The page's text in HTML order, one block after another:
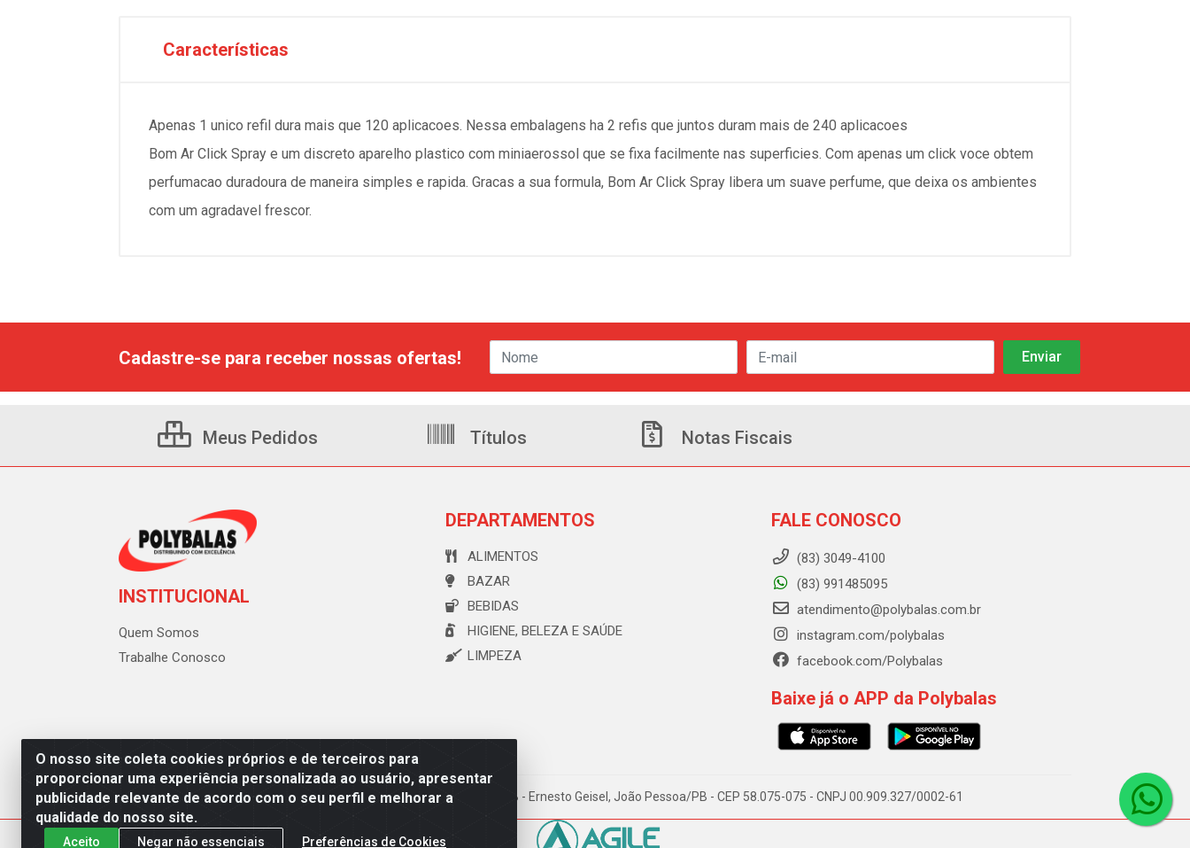
Características
Apenas 1 unico refil dura mais que 120 aplicacoes. Nessa embalagens ha 2 refis que juntos duram mais de 240 aplicacoes
Bom Ar Click Spray e um discreto aparelho plastico com miniaerossol que se fixa facilmente nas superficies. Com apenas um click voce obtem
perfumacao duradoura de maneira simples e rapida. Gracas a sua formula, Bom Ar Click Spray libera um suave perfume, que deixa os ambientes
com um agradavel frescor.
O nosso site coleta cookies próprios e de terceiros para
proporcionar uma experiência personalizada ao usuário, apresentar
publicidade relevante de acordo com o seu perfil e melhorar a
qualidade do nosso site.
Aceito Negar não essenciais Preferências de Cookies
Cadastre-se para receber nossas ofertas!
Meus Pedidos Títulos Notas Fiscais
INSTITUCIONAL
Quem Somos
Trabalhe Conosco
DEPARTAMENTOS
ALIMENTOS
BAZAR
BEBIDAS
HIGIENE, BELEZA E SAÚDE
LIMPEZA
FALE CONOSCO
(83) 3049-4100
(83) 991485095
atendimento@polybalas.com.br
instagram.com/polybalas
facebook.com/Polybalas
Baixe já o APP da Polybalas
Polybalas - Rua João Miguel de Souza, 173 Galpão B - Ernesto Geisel, João Pessoa/PB - CEP 58.075-075 - CNPJ 00.909.327/0002-61